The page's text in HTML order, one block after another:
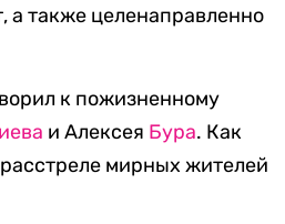
а также целенаправленно
к пожизненному
и Алексея Бура. Как
мирных жителей